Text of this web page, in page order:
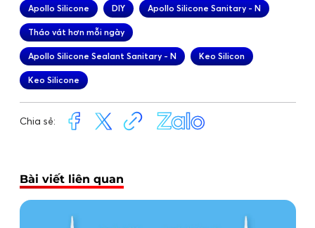
Apollo Silicone DIY Apollo Silicone Sanitary - N
Tháo vát hơn mỗi ngày
Apollo Silicone Sealant Sanitary - N Keo Silicon
Keo Silicone
Chia sẻ:
Bài viết liên quan